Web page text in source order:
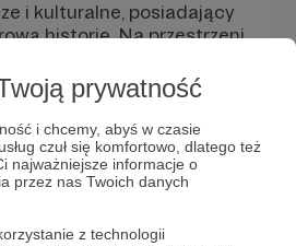
prywatność
i chcemy, abyś w czasie
czuł się komfortowo, dlatego też
najważniejsze informacje o
przez nas Twoich danych
z technologii
i kulturalne, posiadający
historię. Na przestrzeni
czemu można tu znaleźć -
ogrom dziedzictwa
i narodów. Piękne zabytki
przyrodą, a najdawniejsza
z tą najnowszą, kusząc
odległych i nam